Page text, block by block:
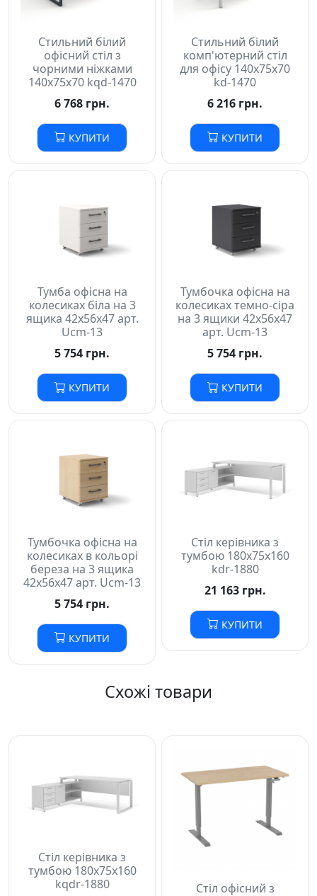
Стильний білий
офісний стіл з
чорними ніжками
140х75х70 kqd-1470
6 768 грн.
КУПИТИ
Стильний білий
комп'ютерний стіл
для офісу 140х75х70
kd-1470
6 216 грн.
КУПИТИ
Тумба офісна на
колесиках біла на 3
ящика 42х56х47 арт.
Ucm-13
5 754 грн.
КУПИТИ
Тумбочка офісна на
колесиках темно-сіра
на 3 ящики 42х56х47
арт. Ucm-13
5 754 грн.
КУПИТИ
Тумбочка офісна на
колесиках в кольорі
береза на 3 ящика
42х56х47 арт. Ucm-13
5 754 грн.
КУПИТИ
Стіл керівника з
тумбою 180х75х160
kdr-1880
21 163 грн.
КУПИТИ
Схожі товари
Стіл керівника з
тумбою 180х75х160
kqdr-1880
Стіл офісний з